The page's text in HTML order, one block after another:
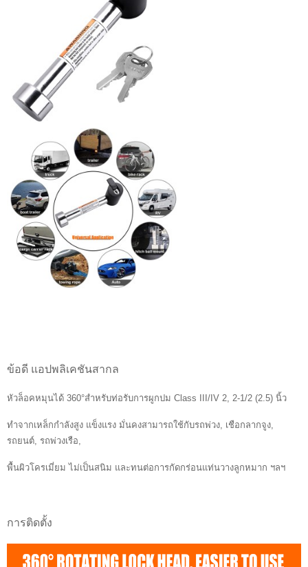
ข้อดี แอปพลิเคชันสากล
หัวล็อคหมุนได้ 360°สำหรับท่อรับการผูกปม Class III/IV 2, 2-1/2 (2.5) นิ้ว
ทำจากเหล็กกำลังสูง แข็งแรง มั่นคงสามารถใช้กับรถพ่วง, เชือกลากจูง,
รถยนต์, รถพ่วงเรือ,
พื้นผิวโครเมี่ยม ไม่เป็นสนิม และทนต่อการกัดกร่อนแท่นวางลูกหมาก ฯลฯ
การติดตั้ง